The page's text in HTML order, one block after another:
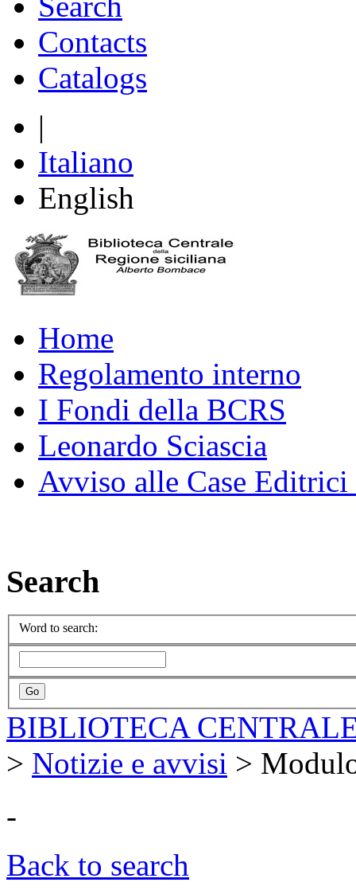
Contacts
Catalogs
|
Italiano
English
Home
Regolamento interno
I Fondi della BCRS
Leonardo Sciascia
Avviso alle Case
Search
Word to search:
BIBLIOTECA
> Notizie e avvisi >
-
Back to search